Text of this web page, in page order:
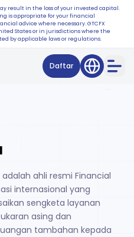
result in the loss of your invested capital.
is appropriate for your financial
advice where necessary. GTCFX
States or in jurisdictions where the
by applicable laws or regulations.
Daftar
ahli resmi Financial
internasional yang
sengketa layanan
asing dan
tambahan kepada